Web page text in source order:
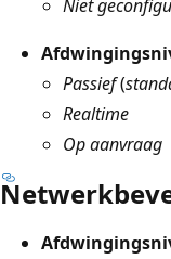
Niet
Passief(
Realtime
Op aanvraag